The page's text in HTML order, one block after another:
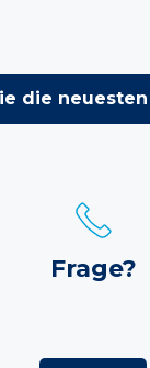
die
Frage?